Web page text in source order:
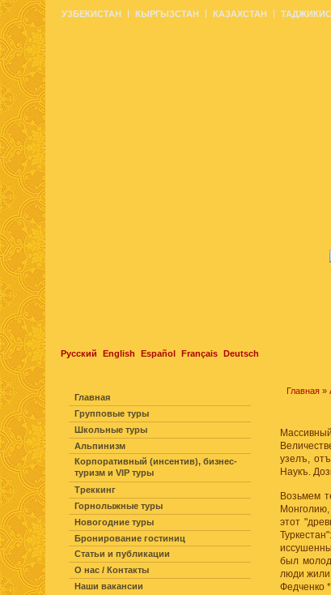
Русский English Español Français Deutsch
УЗБЕКИСТАН КЫРГЫЗСТАН КАЗАХСТАН
Главная »
узелъ,
Наукъ.
Возьмем
этот
был
люди жили
Федченко
Главная
Групповые туры
Школьные туры
Альпинизм
Корпоративный (инсентив), бизнес-
туризм и VIP туры
Треккинг
Горнолыжные туры
Новогодние туры
Бронирование гостиниц
Статьи и публикации
О нас / Контакты
Наши вакансии